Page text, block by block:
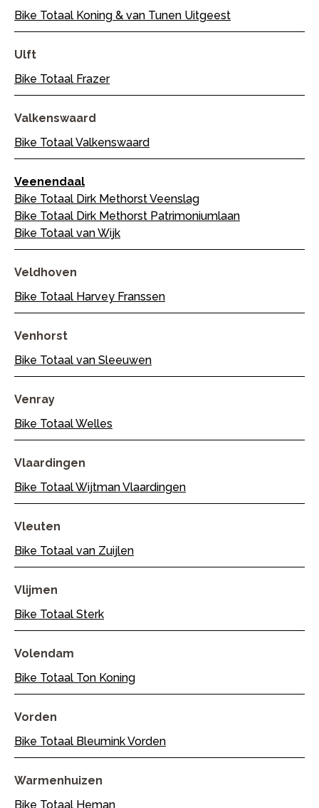
Bike Totaal Koning & van Tunen Uitgeest
Ulft
Bike Totaal Frazer
Valkenswaard
Bike Totaal Valkenswaard
Veenendaal
Bike Totaal Dirk Methorst Veenslag
Bike Totaal Dirk Methorst Patrimoniumlaan
Bike Totaal van Wijk
Veldhoven
Bike Totaal Harvey Franssen
Venhorst
Bike Totaal van Sleeuwen
Venray
Bike Totaal Welles
Vlaardingen
Bike Totaal Wijtman Vlaardingen
Vleuten
Bike Totaal van Zuijlen
Vlijmen
Bike Totaal Sterk
Volendam
Bike Totaal Ton Koning
Vorden
Bike Totaal Bleumink Vorden
Warmenhuizen
Bike Totaal Heman